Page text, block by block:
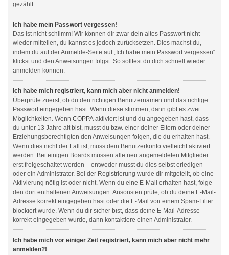
gezählt.
Ich habe mein Passwort vergessen!
Das ist nicht schlimm! Wir können dir zwar dein altes Passwort nicht
wieder mitteilen, du kannst es jedoch zurücksetzen. Dies machst du,
indem du auf der Anmelde-Seite auf „Ich habe mein Passwort vergessen“
klickst und den Anweisungen folgst. So solltest du dich schnell wieder
anmelden können.
Ich habe mich registriert, kann mich aber nicht anmelden!
Überprüfe zuerst, ob du den richtigen Benutzernamen und das richtige
Passwort eingegeben hast. Wenn diese stimmen, dann gibt es zwei
Möglichkeiten. Wenn COPPA aktiviert ist und du angegeben hast, dass
du unter 13 Jahre alt bist, musst du bzw. einer deiner Eltern oder deiner
Erziehungsberechtigten den Anweisungen folgen, die du erhalten hast.
Wenn dies nicht der Fall ist, muss dein Benutzerkonto vielleicht aktiviert
werden. Bei einigen Boards müssen alle neu angemeldeten Mitglieder
erst freigeschaltet werden – entweder musst du dies selbst erledigen
oder ein Administrator. Bei der Registrierung wurde dir mitgeteilt, ob eine
Aktivierung nötig ist oder nicht. Wenn du eine E-Mail erhalten hast, folge
den dort enthaltenen Anweisungen. Ansonsten prüfe, ob du deine E-Mail-
Adresse korrekt eingegeben hast oder die E-Mail von einem Spam-Filter
blockiert wurde. Wenn du dir sicher bist, dass deine E-Mail-Adresse
korrekt eingegeben wurde, dann kontaktiere einen Administrator.
Ich habe mich vor einiger Zeit registriert, kann mich aber nicht mehr
anmelden?!